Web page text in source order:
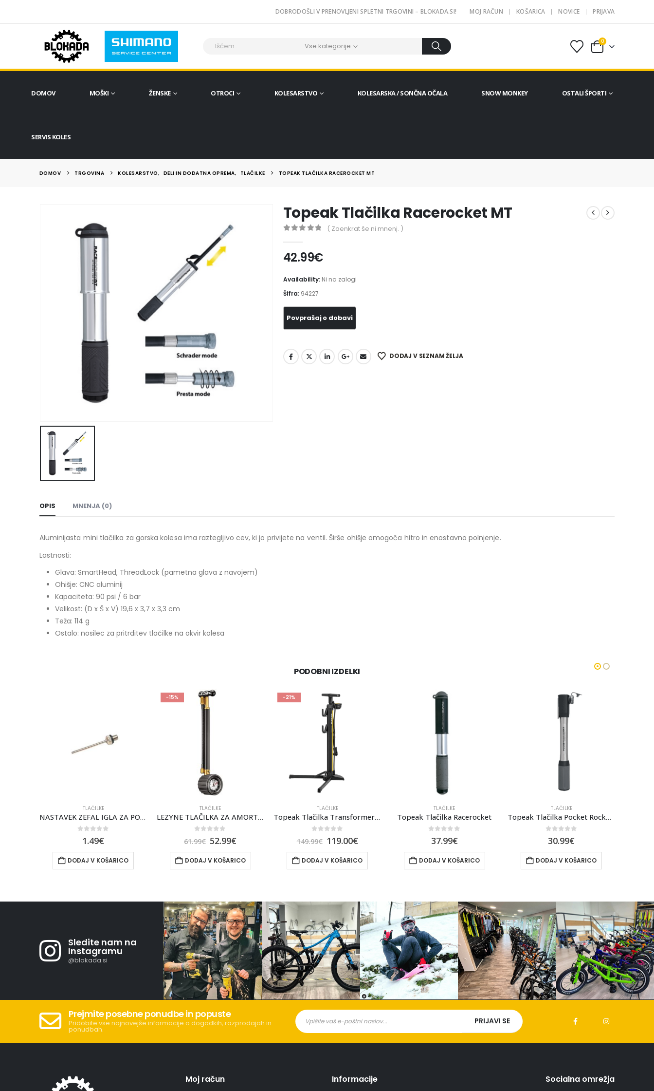
DOBRODOŠLI V PRENOVLJENI SPLETNI TRGOVINI – BLOKADA.SI! MOJ RAČUN KOŠARICA NOVICE PRIJAVA
Vse kategorije
0
DOMOV MOŠKI ŽENSKE OTROCI KOLESARSTVO KOLESARSKA / SONČNA OČALA SNOW MONKEY OSTALI ŠPORTI
SERVIS KOLES
DOMOV TRGOVINA KOLESARSTVO, DELI IN DODATNA OPREMA, TLAČILKE TOPEAK TLAČILKA RACEROCKET MT
Topeak Tlačilka Racerocket MT
( Zaenkrat še ni mnenj. )
42.99€
Availability: Ni na zalogi
Šifra: 94227
DODAJ V SEZNAM ŽELJA
OPIS MNENJA (0)
Aluminijasta mini tlačilka za gorska kolesa ima raztegljivo cev, ki jo privijete na ventil. Širše ohišje omogoča hitro in enostavno polnjenje.
Lastnosti:
Glava: SmartHead, ThreadLock (pametna glava z navojem)
Ohišje: CNC aluminij
Kapaciteta: 90 psi / 6 bar
Velikost: (D x Š x V) 19,6 x 3,7 x 3,3 cm
Teža: 114 g
Ostalo: nosilec za pritrditev tlačilke na okvir kolesa
PODOBNI IZDELKI
TLAČILKE
LEZYNE TLAČILKA ZA AMORTIZERJE
61.99€ 52.99
DODAJ V KOŠARICO
-21%
TLAČILKE
Topeak Tlačilka Transformer® eUP
149.99€ 119.00€
DODAJ V KOŠARICO
TLAČILKE
Topeak Tlačilka Racerocket
37.99€
DODAJ V KOŠARICO
TLAČILKE
Topeak Tlačilka Pocket Rocket DX II
30.99€
DODAJ V KOŠARICO
TLAČILKE
BOMBICA ZEFAL 25g
3.99€
DODAJ V KOŠARICO
Sledite nam na
Instagramu
@blokada.si
Prejmite posebne ponudbe in popuste
Pridobite vse najnovejše informacije o dogodkih, razprodajah in
ponudbah.
Moj račun Informacije Socialna omrežja